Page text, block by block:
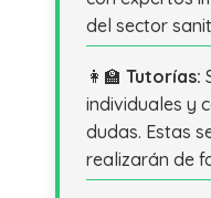
del sector
👩‍🏫 Tutorías:
individuales y
dudas. Estas
realizarán de